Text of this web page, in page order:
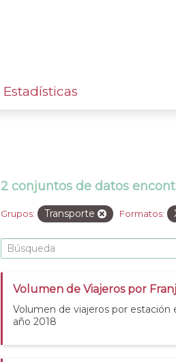
Estadísticas
2 conjuntos de datos
Grupos: Transporte Formatos:
Volumen de Viajeros por
Volumen de viajeros por estación
año 2018